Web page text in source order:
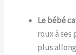
Le bébé
roux à ses
plus